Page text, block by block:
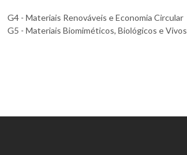
G4 - Materiais Renováveis e Economia Circular
G5 - Materiais Biomiméticos, Biológicos e Vivos